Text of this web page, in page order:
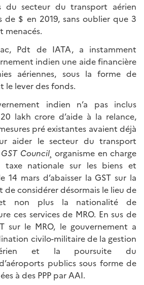
du secteur du transport aérien
de $ en 2019, sans oublier que 3
menacés.
Pdt de IATA, a instamment
indien une aide financière
aériennes, sous la forme de
le lever des fonds.
indien n’a pas inclus
lakh crore d’aide à la relance,
pré existantes avaient déjà
aider le secteur du transport
GST Council¸ organisme en charge
nationale sur les biens et
14 mars d’abaisser la GST sur la
de considérer désormais le lieu de
non plus la nationalité de
ces services de MRO. En sus de
sur le MRO, le gouvernement a
civilo-militaire de la gestion
et la poursuite du
publics sous forme de
à des PPP par AAI.